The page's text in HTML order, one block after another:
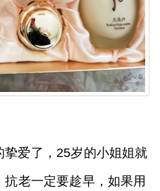
爱了，25岁的小姐姐就
老一定要趁早，如果用